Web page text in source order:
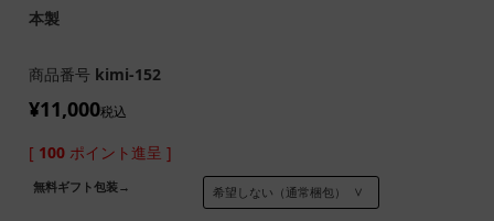
本製
商品番号 kimi-152
¥11,000税込
[ 100 ポイント進呈 ]
無料ギフト包装→